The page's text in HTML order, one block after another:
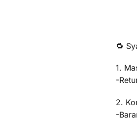
🔁
1.
-
2.
-